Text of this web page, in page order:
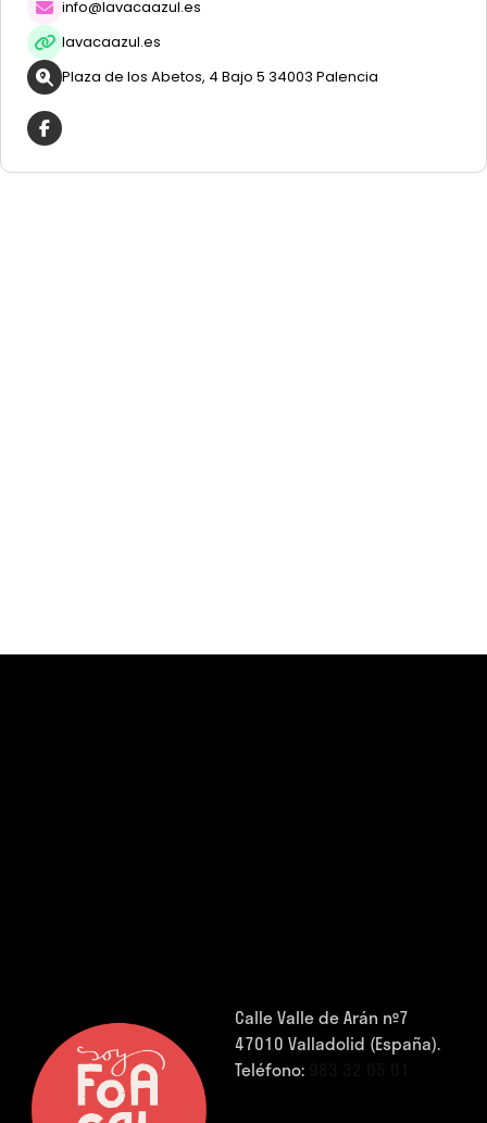
info@lavacaazul.es
lavacaazul.es
Plaza de los Abetos, 4 Bajo 5 34003 Palencia
Calle Valle de Arán nº7
47010 Valladolid (España).
Teléfono: